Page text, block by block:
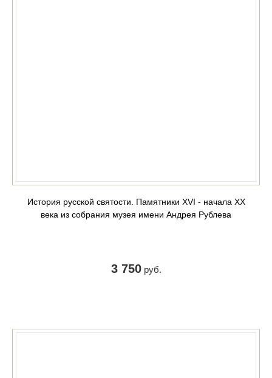
История русской святости. Памятники XVI - начала XX
века из собрания музея имени Андрея Рублева
3 750руб.